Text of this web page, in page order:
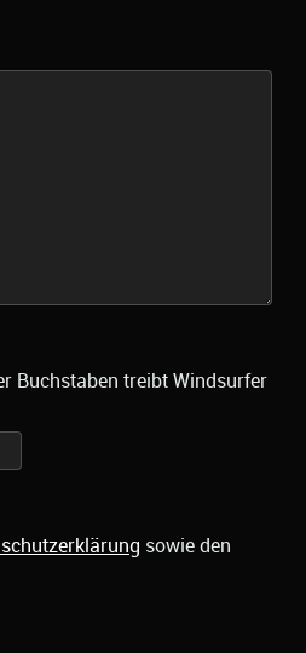
Buchstaben treibt Windsurfer
sowie den